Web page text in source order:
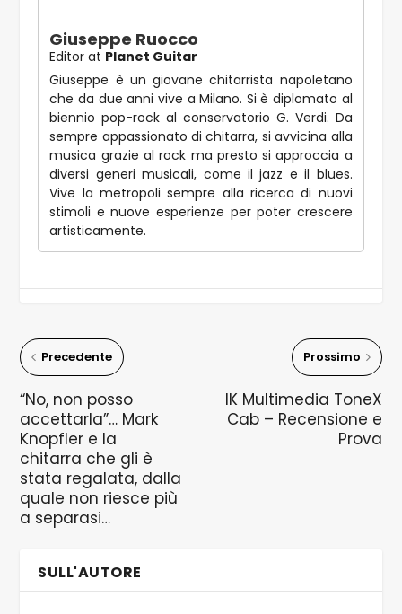
Giuseppe Ruocco
Editor at Planet Guitar
Giuseppe è un giovane chitarrista napoletano
che da due anni vive a Milano. Si è diplomato al
biennio pop-rock al conservatorio G. Verdi. Da
sempre appassionato di chitarra, si avvicina alla
musica grazie al rock ma presto si approccia a
diversi generi musicali, come il jazz e il blues.
Vive la metropoli sempre alla ricerca di nuovi
stimoli e nuove esperienze per poter crescere
artisticamente.
Precedente
“No, non posso
accettarla”… Mark
Knopfler e la
chitarra che gli è
stata regalata, dalla
quale non riesce più
a separasi…
Prossimo
IK Multimedia ToneX
Cab – Recensione e
Prova
SULL'AUTORE